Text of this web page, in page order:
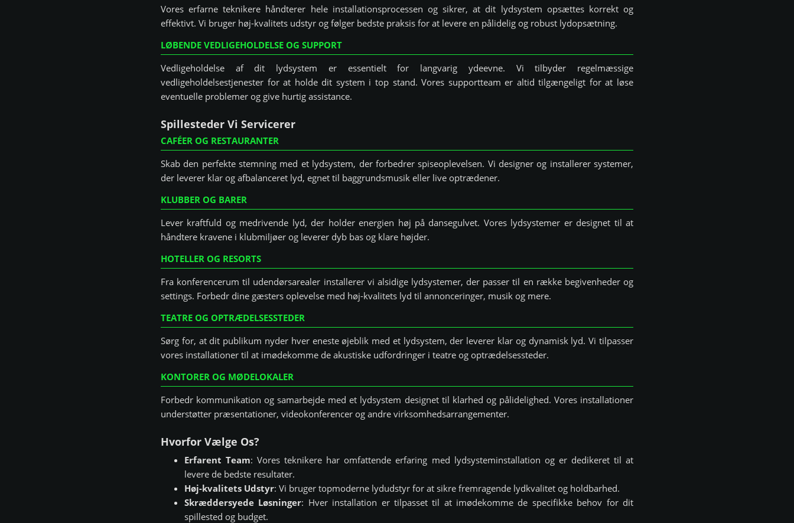
Vores erfarne teknikere håndterer hele installationsprocessen og sikrer, at dit lydsystem opsættes korrekt og
effektivt. Vi bruger høj-kvalitets udstyr og følger bedste praksis for at levere en pålidelig og robust lydopsætning.
LØBENDE VEDLIGEHOLDELSE OG SUPPORT
Vedligeholdelse af dit lydsystem er essentielt for langvarig ydeevne. Vi tilbyder regelmæssige
vedligeholdelsestjenester for at holde dit system i top stand. Vores supportteam er altid tilgængeligt for at løse
eventuelle problemer og give hurtig assistance.
Spillesteder Vi Servicerer
CAFÉER OG RESTAURANTER
Skab den perfekte stemning med et lydsystem, der forbedrer spiseoplevelsen. Vi designer og installerer systemer,
der leverer klar og afbalanceret lyd, egnet til baggrundsmusik eller live optrædener.
KLUBBER OG BARER
Lever kraftfuld og medrivende lyd, der holder energien høj på dansegulvet. Vores lydsystemer er designet til at
håndtere kravene i klubmiljøer og leverer dyb bas og klare højder.
HOTELLER OG RESORTS
Fra konferencerum til udendørsarealer installerer vi alsidige lydsystemer, der passer til en række begivenheder og
settings. Forbedr dine gæsters oplevelse med høj-kvalitets lyd til annonceringer, musik og mere.
TEATRE OG OPTRÆDELSESSTEDER
Sørg for, at dit publikum nyder hver eneste øjeblik med et lydsystem, der leverer klar og dynamisk lyd. Vi tilpasser
vores installationer til at imødekomme de akustiske udfordringer i teatre og optrædelsessteder.
KONTORER OG MØDELOKALER
Forbedr kommunikation og samarbejde med et lydsystem designet til klarhed og pålidelighed. Vores installationer
understøtter præsentationer, videokonferencer og andre virksomhedsarrangementer.
Hvorfor Vælge Os?
Erfarent Team: Vores teknikere har omfattende erfaring med lydsysteminstallation og er dedikeret til at
levere de bedste resultater.
Høj-kvalitets Udstyr: Vi bruger topmoderne lydudstyr for at sikre fremragende lydkvalitet og holdbarhed.
Skræddersyede Løsninger: Hver installation er tilpasset til at imødekomme de specifikke behov for dit
spillested og budget.